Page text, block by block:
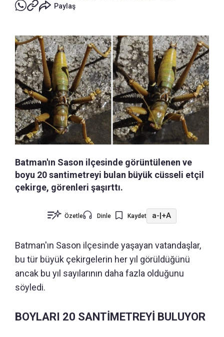
Paylaş
Batman'ın Sason ilçesinde görüntülenen ve
boyu 20 santimetreyi bulan büyük cüsseli etçil
çekirge, görenleri şaşırttı.
Özetle Dinle Kaydet a- +A
Batman'ın Sason ilçesinde yaşayan vatandaşlar,
bu tür büyük çekirgelerin her yıl görüldüğünü
ancak bu yıl sayılarının daha fazla olduğunu
söyledi.
BOYLARI 20 SANTİMETREYİ BULUYOR